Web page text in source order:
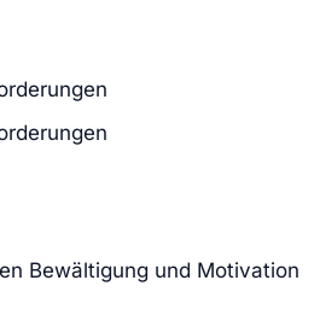
Bewältigung und Motivation